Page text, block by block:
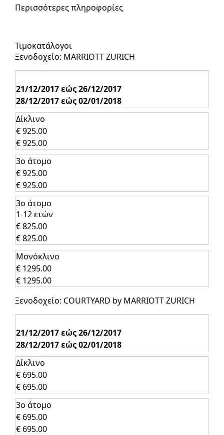
Περισσότερες πληροφορίες
Τιμοκατάλογοι
Ξενοδοχείο: MARRIOTT ZURICH
21/12/2017 εώς 26/12/2017
28/12/2017 εώς 02/01/2018
Δίκλινο
€ 925.00
€ 925.00
3ο άτομο
€ 925.00
€ 925.00
3ο άτομο
1-12 ετών
€ 825.00
€ 825.00
Μονόκλινο
€ 1295.00
€ 1295.00
Ξενοδοχείο: COURTYARD by MARRIOTT ZURICH
21/12/2017 εώς 26/12/2017
28/12/2017 εώς 02/01/2018
Δίκλινο
€ 695.00
€ 695.00
3ο άτομο
€ 695.00
€ 695.00